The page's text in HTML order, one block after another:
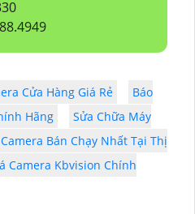
Cửa Hàng Giá Rẻ
Báo
Hãng
Sửa Chữa Máy
Bán Chạy Nhất Tại Thị
Camera Kbvision Chính